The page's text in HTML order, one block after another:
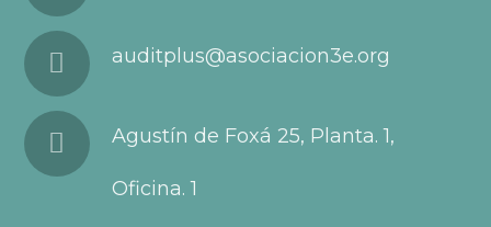
auditplus@asociacion3e.org
Agustín de Foxá 25, Planta. 1,
Oficina. 1